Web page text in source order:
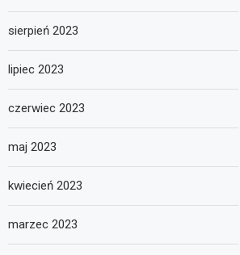
sierpień 2023
lipiec 2023
czerwiec 2023
maj 2023
kwiecień 2023
marzec 2023